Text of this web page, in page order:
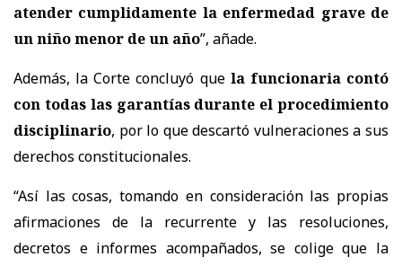
atender cumplidamente la enfermedad grave de
un niño menor de un año”, añade.
Además, la Corte concluyó que la funcionaria contó
con todas las garantías durante el procedimiento
disciplinario, por lo que descartó vulneraciones a sus
derechos constitucionales.
“Así las cosas, tomando en consideración las propias
afirmaciones de la recurrente y las resoluciones,
decretos e informes acompañados, se colige que la